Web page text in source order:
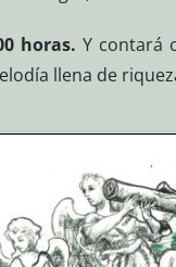
horas. Y contará
llena de